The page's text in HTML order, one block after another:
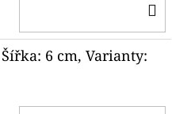
6 cm, Varianty: